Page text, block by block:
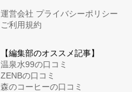
運営会社 プライバシーポリシー
ご利用規約
【編集部のオススメ記事】
温泉水99の口コミ
ZENBの口コミ
森のコーヒーの口コミ